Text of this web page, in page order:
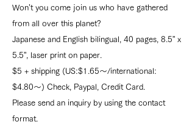
Won’t you come join us who have gathered
from all over this planet?
Japanese and English bilingual, 40 pages, 8.5” x
5.5”, laser print on paper.
$5 + shipping (US:$1.65〜/international:
$4.80〜) Check, Paypal, Credit Card.
Please send an inquiry by using the contact
format.